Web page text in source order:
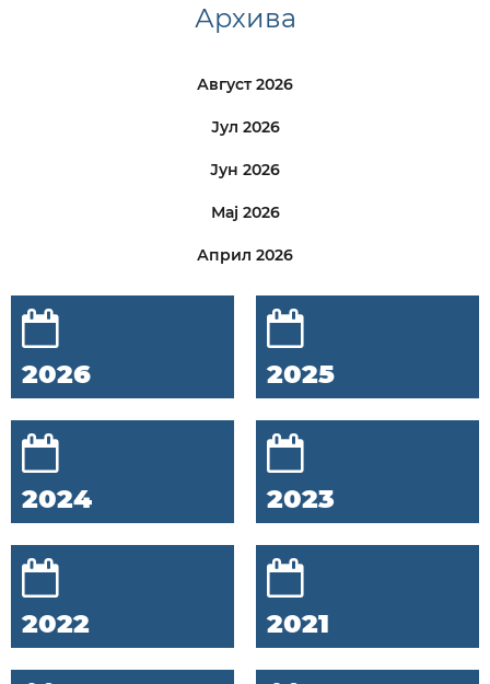
Архива
Август 2026
Јул 2026
Јун 2026
Мај 2026
Април 2026
2026 2025
2024 2023
2022 2021